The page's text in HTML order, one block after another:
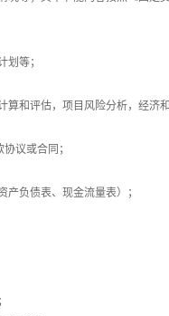
等；
和评估，项目风险分析，经济
议或合同；
产负债表、现金流量表）；